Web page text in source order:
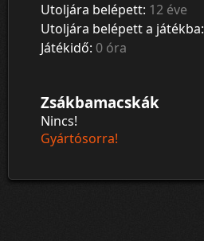
Utoljára belépett: 12 éve
Utoljára belépett a játékba:
Játékidő: 0 óra
Zsákbamacskák
Nincs!
Gyártósorra!